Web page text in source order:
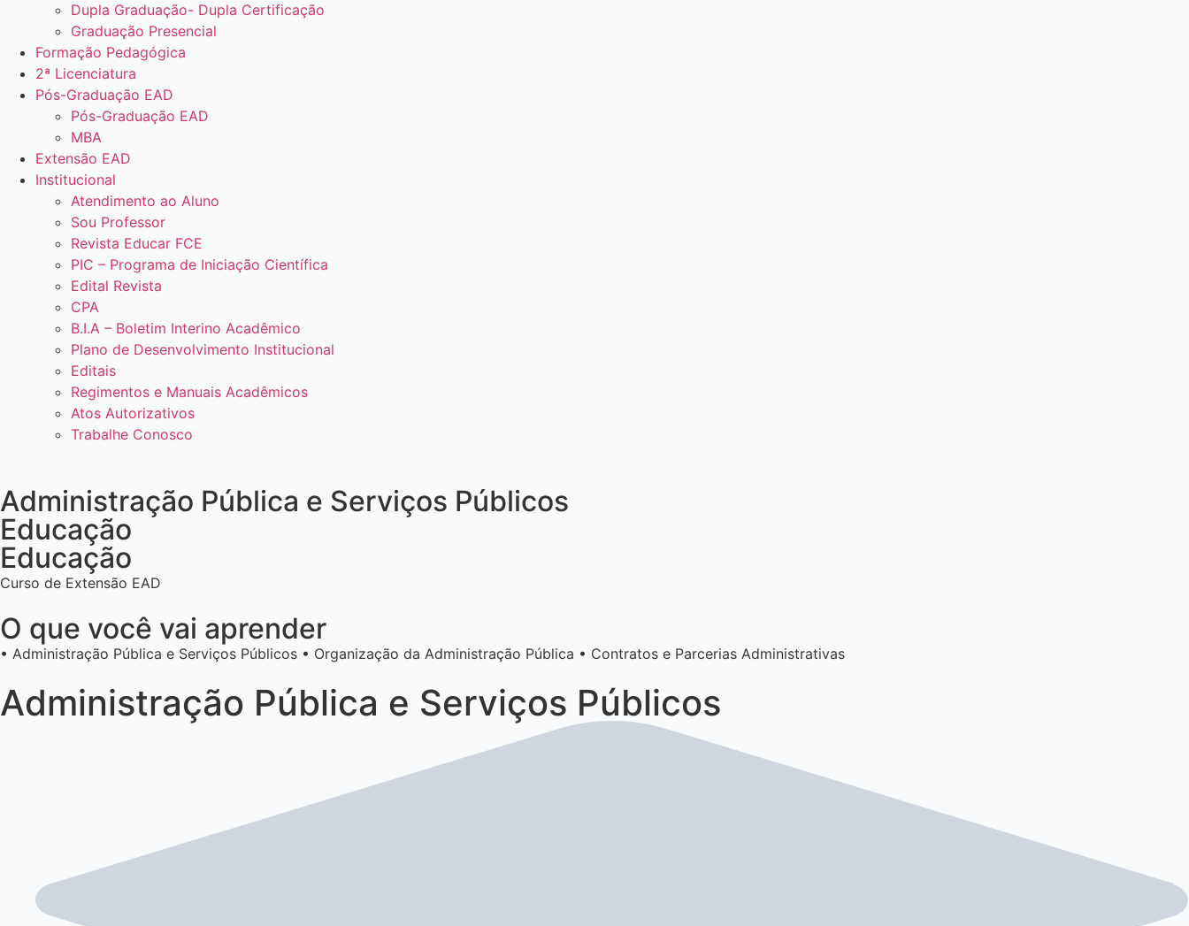
Dupla Graduação- Dupla Certificação
Graduação Presencial
Formação Pedagógica
2ª Licenciatura
Pós-Graduação EAD
Pós-Graduação EAD
MBA
Extensão EAD
Institucional
Atendimento ao Aluno
Sou Professor
Revista Educar FCE
PIC – Programa de Iniciação Científica
Edital Revista
CPA
B.I.A – Boletim Interino Acadêmico
Plano de Desenvolvimento Institucional
Editais
Regimentos e Manuais Acadêmicos
Atos Autorizativos
Trabalhe Conosco
Administração Pública e Serviços Públicos
Educação
Educação
Curso de Extensão EAD
O que você vai aprender
• Administração Pública e Serviços Públicos • Organização da Administração Pública • Contratos e Parcerias Administrativas
Administração Pública e Serviços Públicos